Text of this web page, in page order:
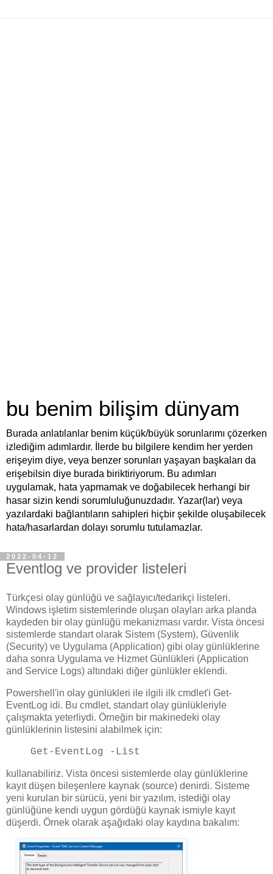
bu benim bilişim dünyam
Burada anlatılanlar benim küçük/büyük sorunlarımı çözerken
izlediğim adımlardır. İlerde bu bilgilere kendim her yerden
erişeyim diye, veya benzer sorunları yaşayan başkaları da
erişebilsin diye burada biriktiriyorum. Bu adımları
uygulamak, hata yapmamak ve doğabilecek herhangi bir
hasar sizin kendi sorumluluğunuzdadır. Yazar(lar) veya
yazılardaki bağlantıların sahipleri hiçbir şekilde oluşabilecek
hata/hasarlardan dolayı sorumlu tutulamazlar.
2022-04-12
Eventlog ve provider listeleri
Türkçesi olay günlüğü ve sağlayıcı/tedarikçi listeleri.
Windows işletim sistemlerinde oluşan olayları arka planda
kaydeden bir olay günlüğü mekanizması vardır. Vista öncesi
sistemlerde standart olarak Sistem (System), Güvenlik
(Security) ve Uygulama (Application) gibi olay günlüklerine
daha sonra Uygulama ve Hizmet Günlükleri (Application
and Service Logs) altındaki diğer günlükler eklendi.
Powershell'in olay günlükleri ile ilgili ilk cmdlet'i Get-
EventLog idi. Bu cmdlet, standart olay günlükleriyle
çalışmakta yeterliydi. Örneğin bir makinedeki olay
günlüklerinin listesini alabilmek için:
Get-EventLog -List
kullanabiliriz. Vista öncesi sistemlerde olay günlüklerine
kayıt düşen bileşenlere kaynak (source) denirdi. Sisteme
yeni kurulan bir sürücü, yeni bir yazılım, istediği olay
günlüğüne kendi uygun gördüğü kaynak ismiyle kayıt
düşerdi. Örnek olarak aşağıdaki olay kaydına bakalım: